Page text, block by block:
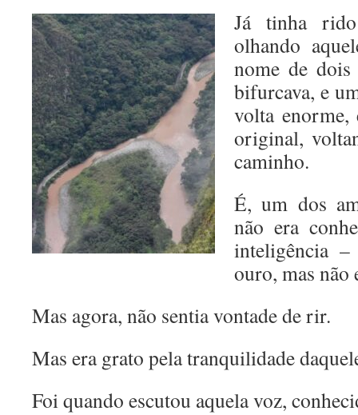
Já tinha
olhando
nome de
bifurcava, e
volta enorme,
original,
caminho.
É, um dos
não era
inteligência
ouro, mas não
Mas agora, não sentia vontade de rir.
Mas era grato pela tranquilidade
Foi quando escutou aquela voz,